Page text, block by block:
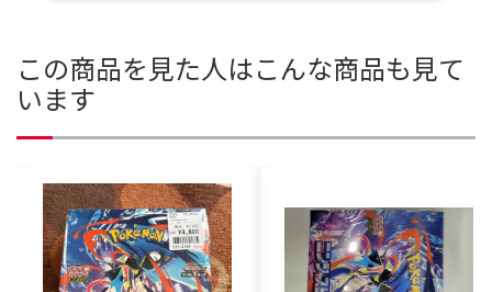
この商品を見た人はこんな商品も見て
います